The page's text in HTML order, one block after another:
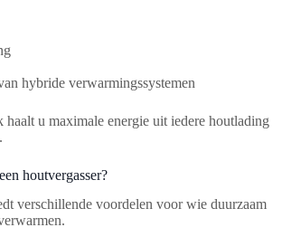
hybride verwarmingssystemen
haalt u maximale energie uit iedere houtlading
houtvergasser?
verschillende voordelen voor wie duurzaam